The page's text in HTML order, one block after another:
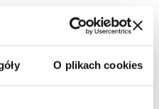
O plikach cookies
i interaktywnych funkcji:
dostęp do wnętrza
odwzorowany
techniki. Taka